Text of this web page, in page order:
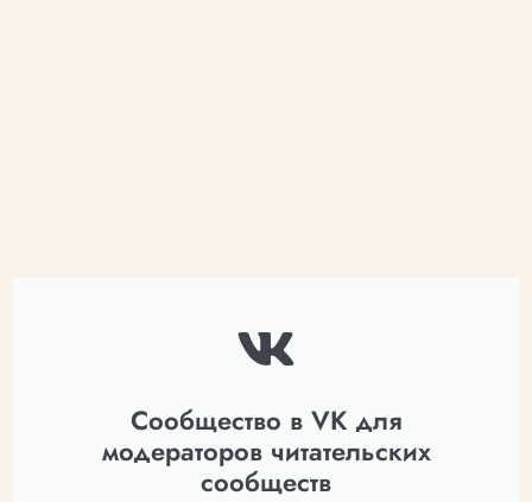
Сообщество в VK для
модераторов читательских
сообществ